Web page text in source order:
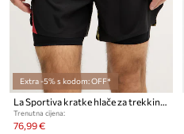
Extra -5% s kodom: OFF*
Trenutna cijena:
76,99 €